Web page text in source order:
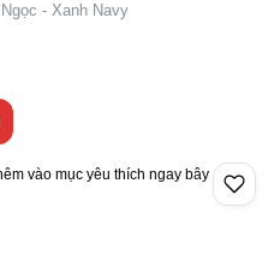
- Xanh Navy
vào mục yêu thích ngay bây